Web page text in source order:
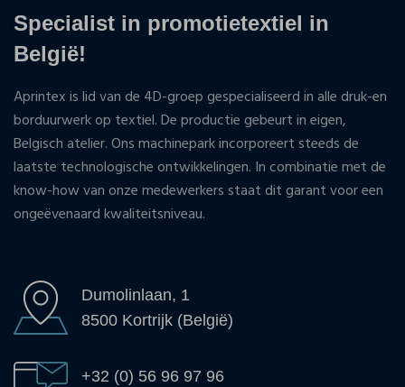
Specialist in promotietextiel in
België!
Aprintex is lid van de 4D-groep gespecialiseerd in alle druk-en
borduurwerk op textiel. De productie gebeurt in eigen,
Belgisch atelier. Ons machinepark incorporeert steeds de
laatste technologische ontwikkelingen. In combinatie met de
know-how van onze medewerkers staat dit garant voor een
ongeëvenaard kwaliteitsniveau.
Dumolinlaan, 1
8500 Kortrijk (België)
+32 (0) 56 96 97 96